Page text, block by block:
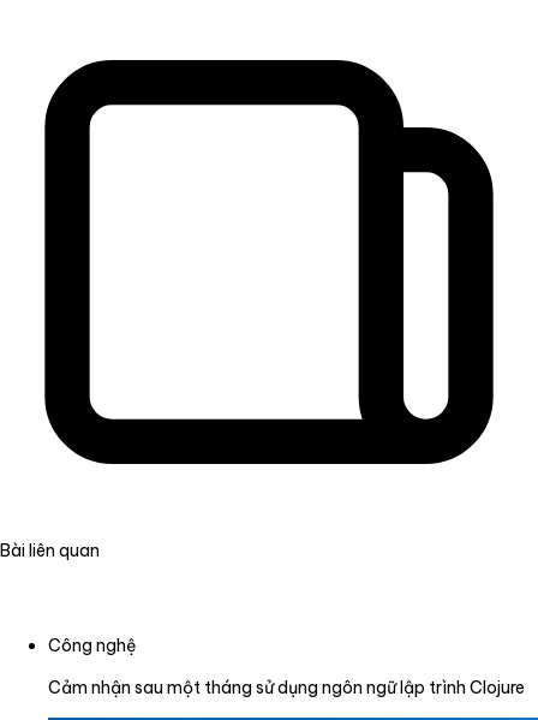
Bài liên quan
Công nghệ
Cảm nhận sau một tháng sử dụng ngôn ngữ lập trình Clojure